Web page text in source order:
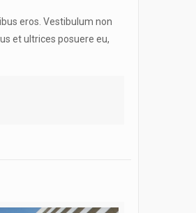
eros. Vestibulum non
et ultrices posuere eu,